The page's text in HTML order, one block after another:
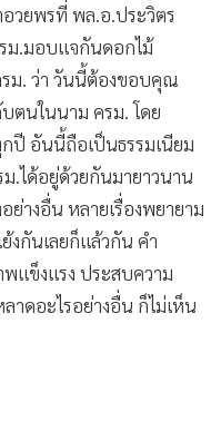
วยพรที่ พล.อ.ประวิตร
ม.มอบแจกันดอกไม้
ม. ว่า วันนี้ต้องขอบคุณ
ตนในนาม ครม. โดย
ปี อันนี้ถือเป็นธรรมเนียม
.ได้อยู่ด้วยกันมายาวนาน
างอื่น หลายเรื่องพยายาม
งกันเลยก็แล้วกัน คำ
แข็งแรง ประสบความ
าดอะไรอย่างอื่น ก็ไม่เห็น